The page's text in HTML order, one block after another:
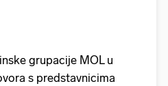
grupacije MOL u
s predstavnicima